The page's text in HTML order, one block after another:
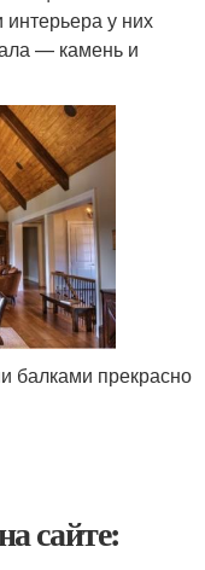
у них
— камень и
балками прекрасно
сайте: